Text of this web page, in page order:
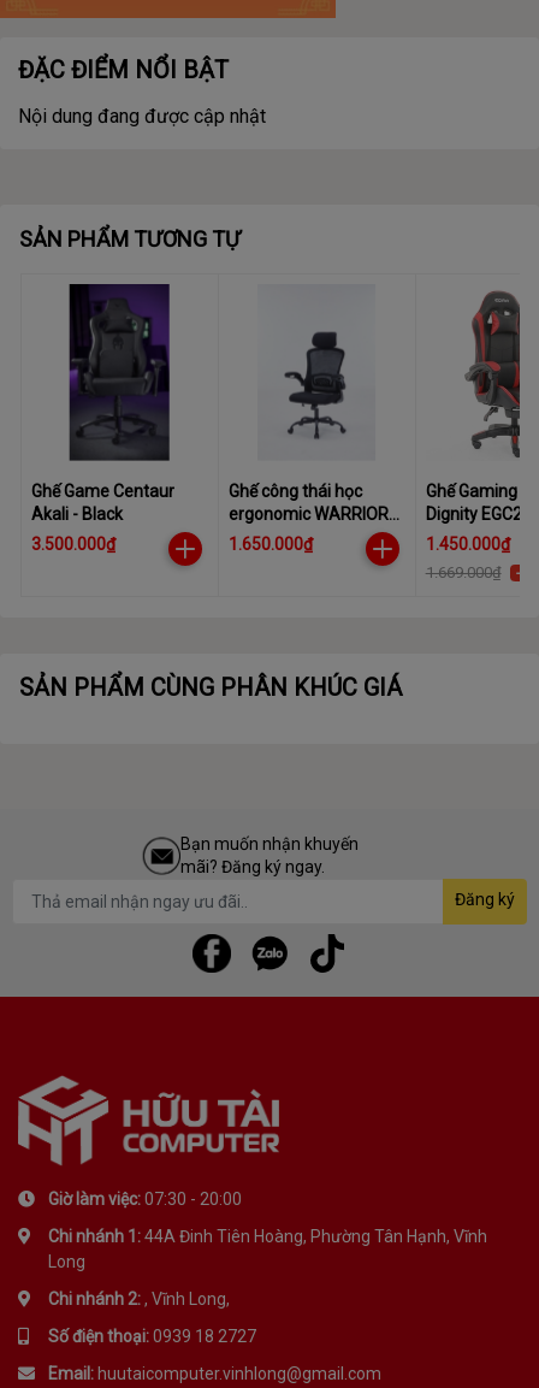
ĐẶC ĐIỂM NỔI BẬT
Nội dung đang được cập nhật
SẢN PHẨM TƯƠNG TỰ
Ghế Game Centaur
Akali - Black
3.500.000₫
Ghế công thái học
ergonomic WARRIOR
Pawn Series WEC106
1.650.000₫
Ghế Gaming
Dignity
1.450.000₫
1.669.000₫ -
SẢN PHẨM CÙNG PHÂN KHÚC GIÁ
Bạn muốn nhận khuyến
mãi? Đăng ký ngay.
Đăng ký
Giờ làm việc:07:30 - 20:00
Chi nhánh 1:44A Đinh Tiên Hoàng, Phường Tân Hạnh, Vĩnh
Long
Chi nhánh 2:, Vĩnh Long,
Số điện thoại:0939 18 2727
Email: huutaicomputer.vinhlong@gmail.com